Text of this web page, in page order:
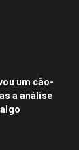
um cão-
a análise